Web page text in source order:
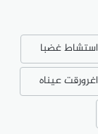
استشاط غضبا
اغرورقت عيناه